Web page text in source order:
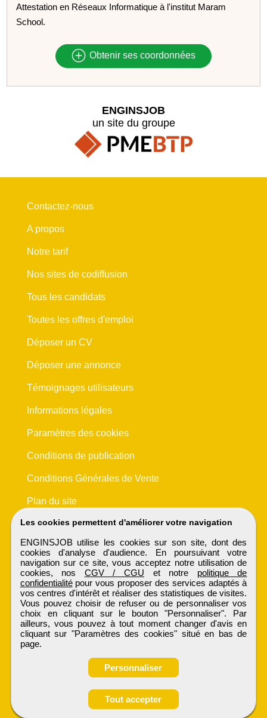
Obtenir ses
coordonnées
Attestation en Réseaux Informatique à l'institut Maram
School.
Obtenir ses coordonnées
Les cookies permettent d'améliorer votre navigation
ENGINSJOB utilise les cookies sur son site, dont des
cookies d'analyse d'audience. En poursuivant votre
navigation sur ce site, vous acceptez notre utilisation de
cookies, nos CGV / CGU et notre politique de
confidentialitépour vous proposer des services adaptés à
vos centres d'intérêt et réaliser des statistiques de visites.
Vous pouvez choisir de refuser ou de personnaliser vos
choix en cliquant sur le bouton "Personnaliser". Par
ailleurs, vous pouvez à tout moment changer d'avis en
cliquant sur "Paramètres des cookies" situé en bas de
page.
Personnaliser
Tout accepter
ENGINSJOB
un site du groupe
Contactez-nous
A propos
Notre tarif
Nos sites de codiffusion
Tous les candidats
Toutes les offres d'emploi
Déposer un CV
Déposer une annonce
Témoignages utilisateurs
Informations légales
Paramètres des cookies
Conditions de publication
Conditions Générales de Vente
Plan du site
ENGINSJOB